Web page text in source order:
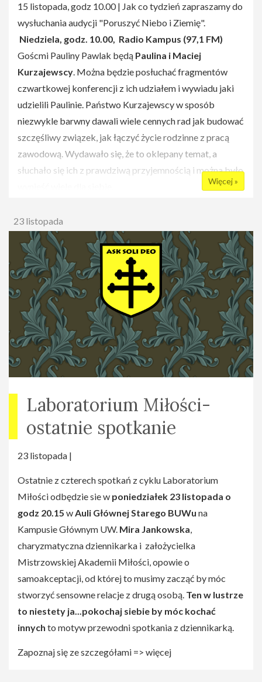
organizacji imprez, i musimy przed andrzejkami
przedstawić listę uczestników(do 18 listopada
najpóźniej musi być już zaniesiona do Kanclerza
SGH).Prosimy więc wszystkich chętnych o
niezwłoczne zgłaszanie się mailowo na adres sekcji:
**eeg.solideo@gmail.com**wpisując imię i
nazwisko.*& lt;/FONT>
15 listopada, godz 10.00 | Jak co tydzień zapraszamy do
wysłuchania audycji "Poruszyć Niebo i Ziemię".
Niedziela, godz. 10.00, Radio Kampus (97,1 FM)
Goścmi Pauliny Pawlak będą Paulina i Maciej
Kurzajewscy. Można będzie posłuchać fragmentów
czwartkowej konferencji z ich udziałem i wywiadu jaki
udzielili Paulinie. Państwo Kurzajewscy w sposób
niezwykle barwny dawali wiele cennych rad jak budować
szczęśliwy związek, jak łączyć życie rodzinne z pracą
zawodową. Wydawało się, że to oklepany temat, a
słuchało się ich z prawdziwą przyjemnością i można było
Więcej »
23 listopada
Laboratorium Miłości-
ostatnie spotkanie
23 listopada |
Ostatnie z czterech spotkań z cyklu Laboratorium
Miłości odbędzie sie w poniedziałek 23 listopada o
godz 20.15 wAuli Głównej Starego BUWu na
Kampusie Głównym UW. Mira Jankowska,
charyzmatyczna dziennikarka i założycielka
Mistrzowskiej Akademii Miłości, opowie o
samoakceptacji, od której to musimy zacząć by móc
stworzyć sensowne relacje z drugą osobą. Ten w lustrze
to niestety ja...pokochaj siebie by móc kochać
innych to motyw przewodni spotkania z dziennikarką.
Zapoznaj się ze szczegółami => więcej